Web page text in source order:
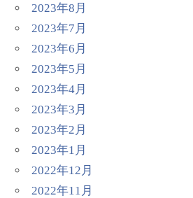
2023年8月
2023年7月
2023年6月
2023年5月
2023年4月
2023年3月
2023年2月
2023年1月
2022年12月
2022年11月